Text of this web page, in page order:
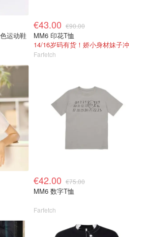
运动鞋
€43.00 €90.00
MM6 印花T恤
14/16岁码有货！娇小身材妹子冲
Farfetch
€42.00 €75.00
MM6 数字T恤
Farfetch